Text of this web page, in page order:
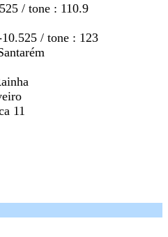
/ tone : 110.9
/ tone : 123
11